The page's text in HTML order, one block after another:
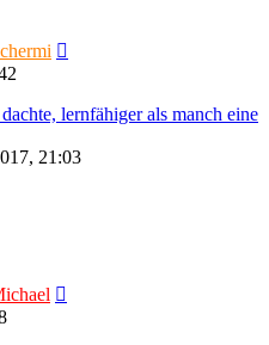
lernfähiger als manch eine
21:03